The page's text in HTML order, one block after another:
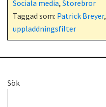
Sociala media, Storebror
Taggad som: Patrick Breyer,
uppladdningsfilter
Primärt
Sök